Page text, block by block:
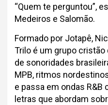
“Quem te perguntou”,
Medeiros e Salomão.
Formado por Jotapê,
Trilo é um grupo
de sonoridades
MPB, ritmos
e passa em ondas R&B
letras que abordam